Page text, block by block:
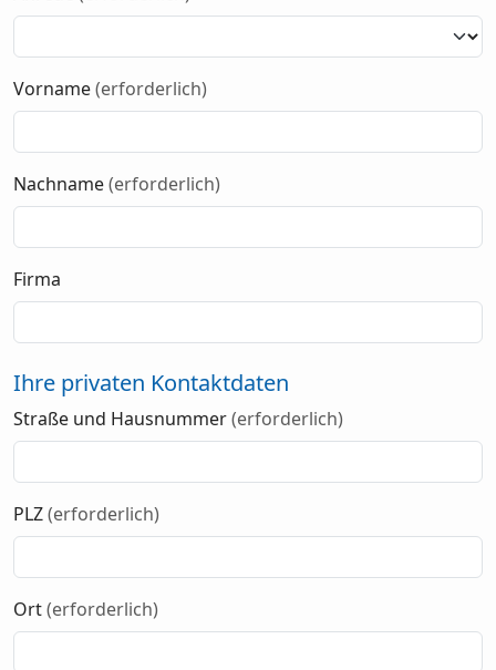
Vorname(erforderlich)
Nachname(erforderlich)
Firma
Ihre privaten Kontaktdaten
Straße und Hausnummer(erforderlich)
PLZ(erforderlich)
Ort(erforderlich)